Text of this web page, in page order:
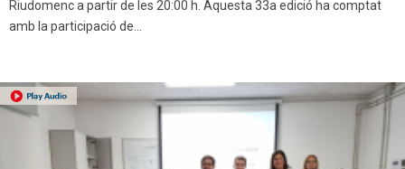
Riudomenc a partir de les 20:00 h. Aquesta 33a edició ha comptat
amb la participació de...